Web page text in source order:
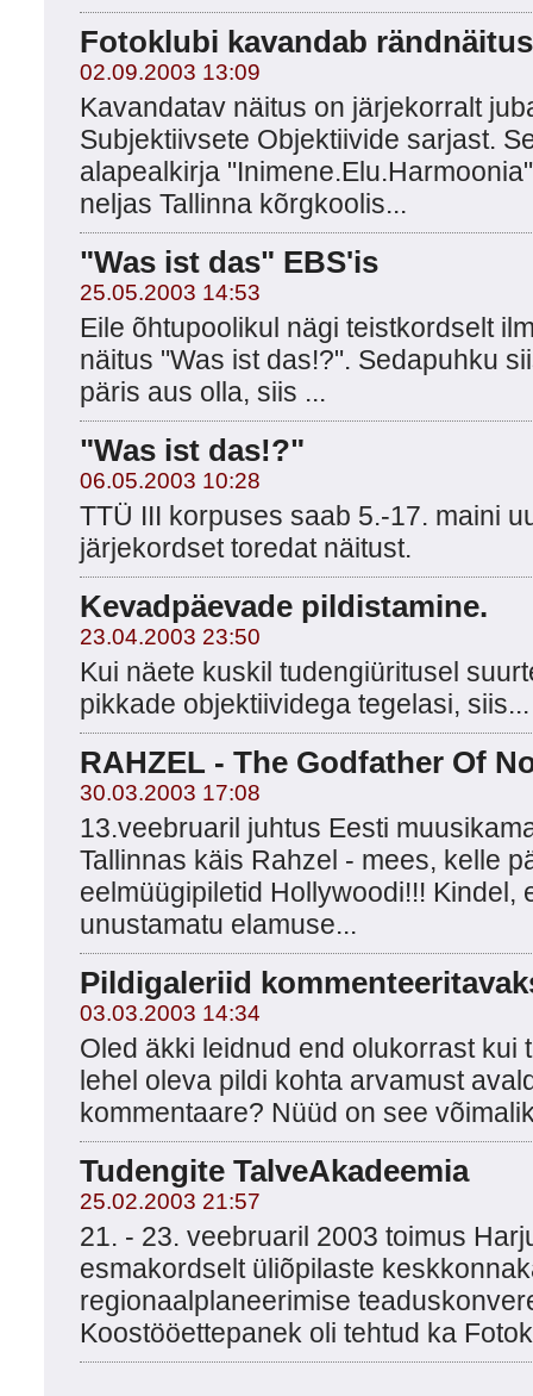
Fotoklubi kavandab
02.09.2003 13:09
Kavandatav näitus on järjekorralt
Subjektiivsete Objektiivide sarjast.
alapealkirja
neljas Tallinna kõrgkoolis...
"Was ist das" EBS'is
25.05.2003 14:53
Eile õhtupoolikul nägi teistkordselt
näitus "Was ist das!?". Sedapuhku
päris aus olla, siis ...
"Was ist das!?"
06.05.2003 10:28
TTÜ III korpuses saab 5.-17. maini
järjekordset toredat näitust.
Kevadpäevade pildistamine.
23.04.2003 23:50
Kui näete kuskil tudengiüritusel
pikkade objektiividega tegelasi, siis...
RAHZEL - The Godfather Of
30.03.2003 17:08
13.veebruaril juhtus Eesti
Tallinnas käis Rahzel - mees, kelle
eelmüügipiletid Hollywoodi!!! Kindel,
unustamatu elamuse...
Pildigaleriid
03.03.2003 14:34
Oled äkki leidnud end olukorrast kui
lehel oleva pildi kohta arvamust
kommentaare? Nüüd on see
Tudengite TalveAkadeemia
25.02.2003 21:57
21. - 23. veebruaril 2003 toimus
esmakordselt üliõpilaste
regionaalplaneerimise
Koostööettepanek oli tehtud ka